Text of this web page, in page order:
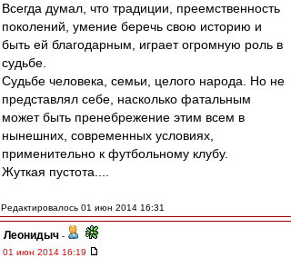
Всегда думал, что традиции, преемственность
поколений, умение беречь свою историю и
быть ей благодарным, играет огромную роль в
судьбе.
Судьбе человека, семьи, целого народа. Но не
представлял себе, насколько фатальным
может быть пренебрежение этим всем в
нынешних, современных условиях,
применительно к футбольному клубу.
Жуткая пустота....
Редактировалось 01 июн 2014 16:31
Леонидыч -
01 июн 2014 16:19